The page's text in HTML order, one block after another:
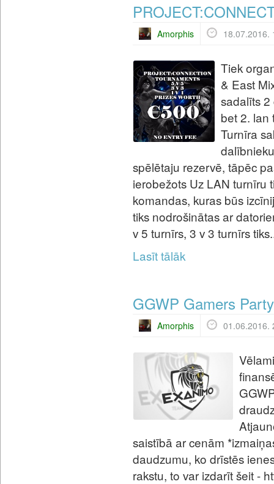
Amorphis 18.07.2016.
Tiek
& East
sadalīts
bet 2. lan
Turnīra
spēlētaju rezervē, tāpēc
ierobežots Uz LAN turnīru
komandas, kuras būs
tiks nodrošinātas ar
v 5 turnīrs, 3 v 3 turnīrs
Lasīt tālāk
GGWP Gamers Party
Amorphis 01.06.2016.
saistībā ar cenām
daudzumu, ko drīstēs
rakstu, to var izdarīt šeit -